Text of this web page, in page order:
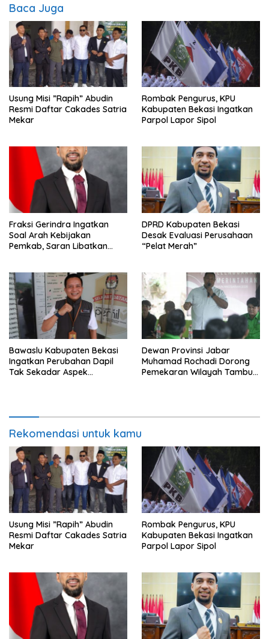
Baca Juga
Usung Misi ”Rapih” Abudin
Resmi Daftar Cakades Satria
Mekar
Rombak Pengurus, KPU
Kabupaten Bekasi Ingatkan
Parpol Lapor Sipol
Fraksi Gerindra Ingatkan
Soal Arah Kebijakan
Pemkab, Saran Libatkan
DPRD Kabupaten Bekasi
Desak Evaluasi Perusahaan
“Pelat Merah”
Bawaslu Kabupaten Bekasi
Ingatkan Perubahan Dapil
Tak Sekadar Aspek
Dewan Provinsi Jabar
Muhamad Rochadi Dorong
Pemekaran Wilayah Tambun
Rekomendasi untuk kamu
Usung Misi ”Rapih” Abudin
Resmi Daftar Cakades Satria
Mekar
Rombak Pengurus, KPU
Kabupaten Bekasi Ingatkan
Parpol Lapor Sipol